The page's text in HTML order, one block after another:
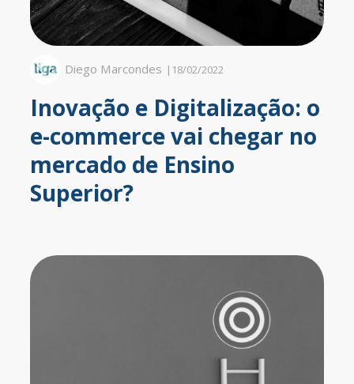
Diego Marcondes | 18/02/2022
Inovação e Digitalização: o
e-commerce vai chegar no
mercado de Ensino
Superior?